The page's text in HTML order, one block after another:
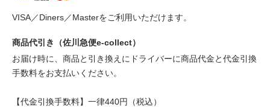
VISA／Diners／Masterをご利用いただけます。
商品代引き（佐川急便e-collect）
お届け時に、商品と引き換えにドライバーに商品代金と代金引換
手数料をお支払いください。
【代金引換手数料】一律440円（税込）